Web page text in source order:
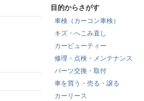
目的からさがす
車検（カーコン車検）
キズ・へこみ直し
カービューティー
修理・点検・メンテナンス
パーツ交換・取付
車を買う・売る・譲る
カーリース